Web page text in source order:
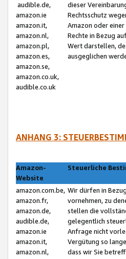
audible.de,
amazon.ie
amazon.it,
amazon.nl,
amazon.pl,
amazon.es,
amazon.se,
amazon.co.uk,
audible.co.uk
dieser
Rechtsschutz
Amazon oder
Rechte in Bezug
Wert darstellen,
ausgeglichen
ANHANG 3:
Amazon-
Website
Steuerliche
amazon.com.be,
amazon.fr,
amazon.de,
audible.de,
amazon.ie
amazon.it,
amazon.nl,
Wir dürfen in
vornehmen, zu
stellen die
gelegentlich
Anfrage nicht
Vergütung so
dass wir Sie